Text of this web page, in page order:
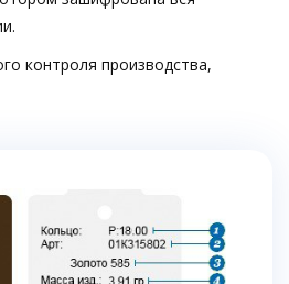
контроля производства,